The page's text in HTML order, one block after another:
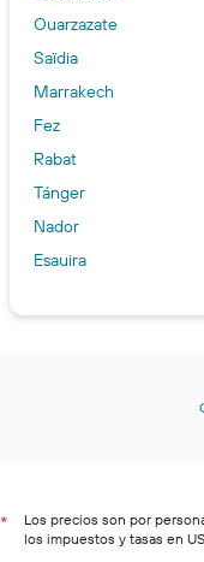
Ouarzazate
Saïdia
Marrakech
Fez
Rabat
Tánger
Nador
Esauira
*
Los precios son por
los impuestos y tasas en